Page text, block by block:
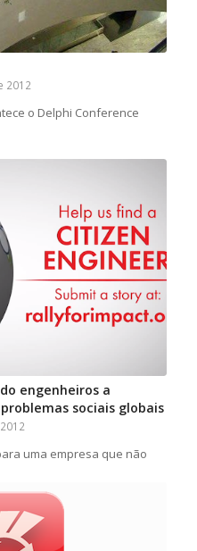
2012
o Delphi Conference
engenheiros a
sociais globais
uma empresa que não